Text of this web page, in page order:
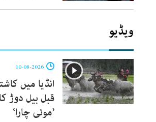
ویڈیو
انڈیا میں
قبل بیل دوڑ
’موئی چارا‘